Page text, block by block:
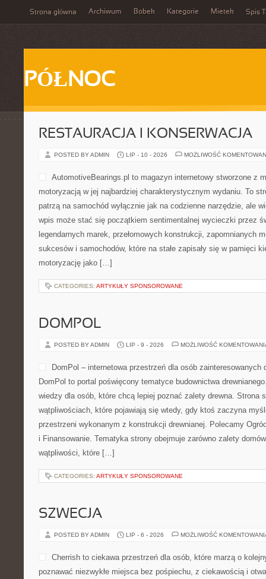
Strona główna Archiwum Bobek Kategorie Mietek Spis
PÓŁNOC
RESTAURACJA I KONSERWACJA
POSTED BY ADMIN LIP - 10 - 2026 MOŻLIWOŚĆ
AutomotiveBearings.pl to magazyn internetowy stworzone z
motoryzacją w jej najbardziej charakterystycznym wydaniu. To
patrzą na samochód wyłącznie jak na codzienne narzędzie, ale
wpis może stać się początkiem sentimentalnej wycieczki przez
legendarnych marek, przełomowych konstrukcji, zapomnianych
sukcesów i samochodów, które na stałe zapisały się w pamięci
motoryzację jako […]
CATEGORIES: ARTYKUŁY SPONSOROWANE
DOMPOL
POSTED BY ADMIN LIP - 9 - 2026 MOŻLIWOŚĆ
DomPol – internetowa przestrzeń dla osób zainteresowanych
DomPol to portal poświęcony tematyce budownictwa
wiedzy dla osób, które chcą lepiej poznać zalety drewna. Strona
wątpliwościach, które pojawiają się wtedy, gdy ktoś zaczyna
przestrzeni wykonanym z konstrukcji drewnianej. Polecamy
i Finansowanie. Tematyka strony obejmuje zarówno zalety
wątpliwości, które […]
CATEGORIES: ARTYKUŁY SPONSOROWANE
SZWECJA
POSTED BY ADMIN LIP - 6 - 2026 MOŻLIWOŚĆ
Cherrish to ciekawa przestrzeń dla osób, które marzą o
poznawać niezwykłe miejsca bez pośpiechu, z ciekawością i